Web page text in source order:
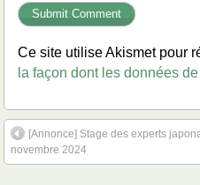
Ce site utilise Akismet pour
la façon dont les données
[Annonce] Stage des experts
novembre 2024